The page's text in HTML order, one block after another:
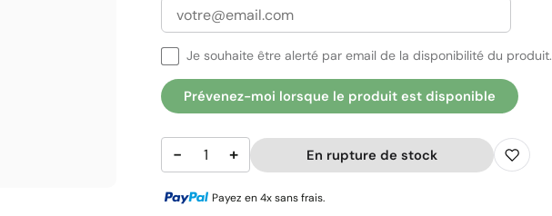
Je souhaite être alerté par email de la disponibilité du produit.
Prévenez-moi lorsque le produit est disponible
− + En rupture de stock
Payez en 4x sans frais.